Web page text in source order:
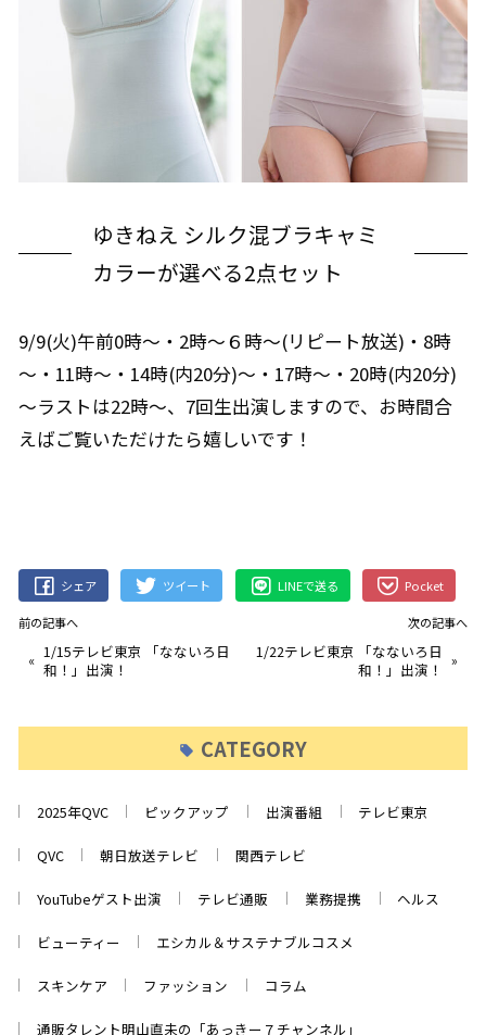
ゆきねえ シルク混ブラキャミ
カラーが選べる2点セット
9/9(火)午前0時～・2時～６時～(リピート放送)・8時
～・11時～・14時(内20分)～・17時～・20時(内20分)
～ラストは22時～、7回生出演しますので、お時間合
えばご覧いただけたら嬉しいです！
シェア ツイート LINEで送る Pocket
前の記事へ
« 1/15テレビ東京 「なないろ日
和！」出演！
次の記事へ
1/22テレビ東京 「なないろ日
和！」出演！
»
CATEGORY
2025年QVC ピックアップ 出演番組 テレビ東京
QVC 朝日放送テレビ 関西テレビ
YouTubeゲスト出演 テレビ通販 業務提携 ヘルス
ビューティー エシカル＆サステナブルコスメ
スキンケア ファッション コラム
通販タレント明山直未の「あっきー７チャンネル」